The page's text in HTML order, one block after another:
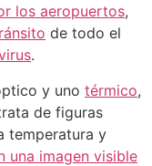
los aeropuertos,
de todo el
.
y uno térmico,
de figuras
temperatura y
una imagen visible